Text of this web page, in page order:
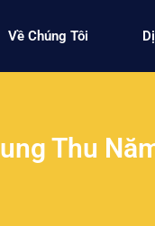
Về Chúng Tôi
Thu